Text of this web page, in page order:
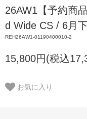
26AW1【予約商
d Wide CS / 6月
REH26AW1-01190400010-2
15,800円(税込
お気に入り